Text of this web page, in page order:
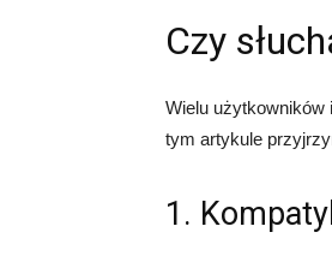
Czy
Wielu użytkowników
tym artykule
1.